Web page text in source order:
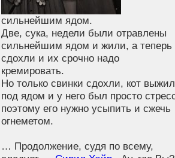
сильнейшим ядом.
Две, сука, недели были отравлены
сильнейшим ядом и жили, а теперь
сдохли и их срочно надо
кремировать.
Но только свинки сдохли, кот выжил
под ядом и у него был просто
поэтому его нужно усыпить и сжечь
огнеметом.
… Продолжение, судя по всему,